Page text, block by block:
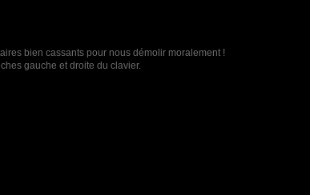
bien cassants pour nous démolir moralement !
gauche et droite du clavier.